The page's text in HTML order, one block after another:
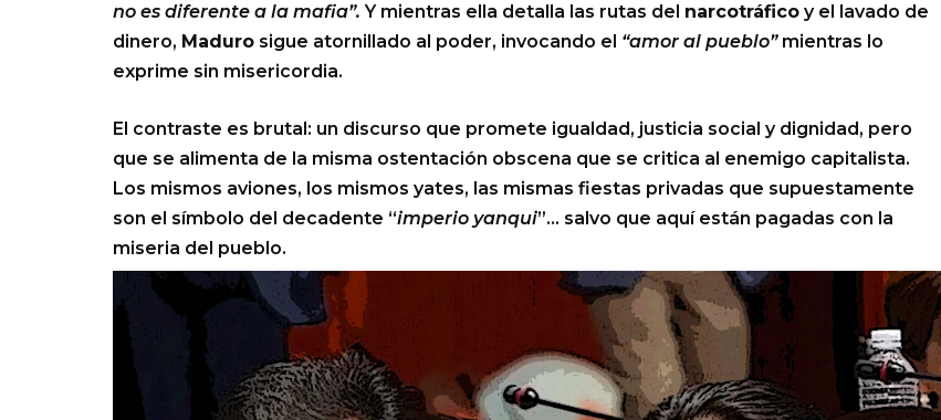
no es diferente a la mafia”. Y mientras ella detalla las rutas del narcotráfico y el lavado de
dinero, Maduro sigue atornillado al poder, invocando el “amor al pueblo”mientras lo
exprime sin misericordia.
El contraste es brutal: un discurso que promete igualdad, justicia social y dignidad, pero
que se alimenta de la misma ostentación obscena que se critica al enemigo capitalista.
Los mismos aviones, los mismos yates, las mismas fiestas privadas que supuestamente
son el símbolo del decadente “imperio yanqui”… salvo que aquí están pagadas con la
miseria del pueblo.